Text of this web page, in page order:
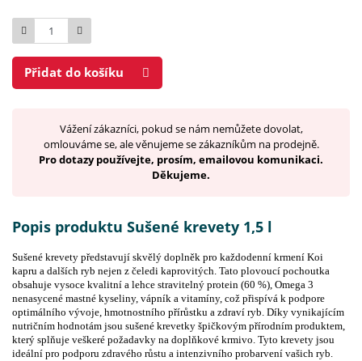
Počet
Přidat do košíku
Vážení zákazníci, pokud se nám nemůžete dovolat,
omlouváme se, ale věnujeme se zákazníkům na prodejně.
Pro dotazy používejte, prosím, emailovou komunikaci.
Děkujeme.
Popis produktu Sušené krevety 1,5 l
Sušené krevety představují skvělý doplněk pro každodenní krmení Koi
kapru a dalších ryb nejen z čeledi kaprovitých. Tato plovoucí pochoutka
obsahuje vysoce kvalitní a lehce stravitelný protein (60 %), Omega 3
nenasycené mastné kyseliny, vápník a vitamíny, což přispívá k podpore
optimálního vývoje, hmotnostního přírůstku a zdraví ryb. Díky vynikajícím
nutričním hodnotám jsou sušené krevetky špičkovým přírodním produktem,
který splňuje veškeré požadavky na doplňkové krmivo. Tyto krevety jsou
ideální pro podporu zdravého růstu a intenzivního probarvení vašich ryb.